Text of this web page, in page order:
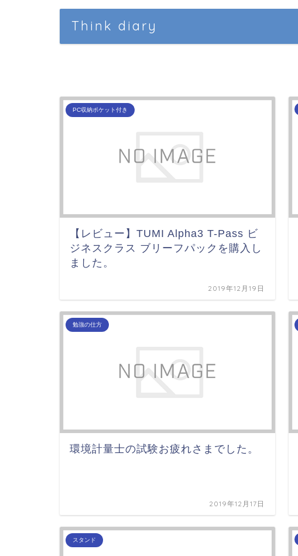
Think diary
PC収納ポケット付き
【レビュー】TUMI Alpha3 T-Pass ビ
ジネスクラス ブリーフパックを購入し
ました。
2019年12月19日
勉強の仕方
環境計量士の試験お疲れさまでした。
2019年12月17日
スタンド